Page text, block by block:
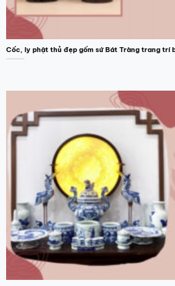
Cốc, ly phật thủ đẹp gốm sứ Bát Tràng trang trí